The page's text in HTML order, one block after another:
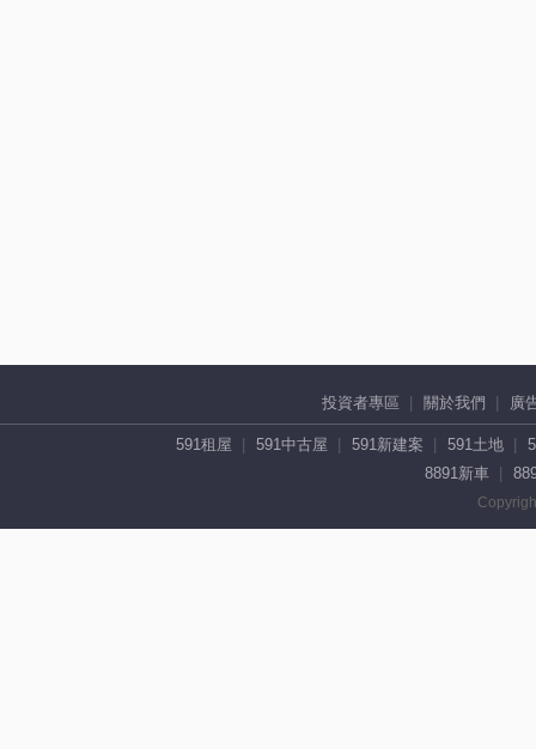
投資者專區 關於我們 廣
591租屋 591中古屋 591新建案 591土地
8891新車